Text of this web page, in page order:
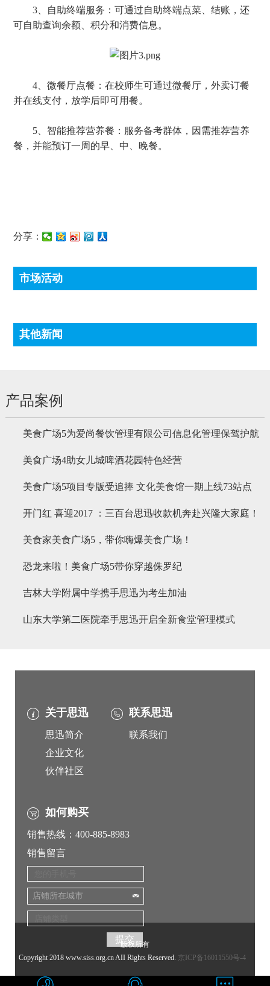
3、自助终端服务：可通过自助终端点菜、结账，还
可自助查询余额、积分和消费信息。
4、微餐厅点餐：在校师生可通过微餐厅，外卖订餐
并在线支付，放学后即可用餐。
5、智能推荐营养餐：服务备考群体，因需推荐营养
餐，并能预订一周的早、中、晚餐。
分享：
市场活动
其他新闻
产品案例
美食广场5为爱尚餐饮管理有限公司信息化管理保驾护航
美食广场4助女儿城啤酒花园特色经营
美食广场5项目专版受追捧 文化美食馆一期上线73站点
开门红 喜迎2017 ：三百台思迅收款机奔赴兴隆大家庭！
美食家美食广场5，带你嗨爆美食广场！
恐龙来啦！美食广场5带你穿越侏罗纪
吉林大学附属中学携手思迅为考生加油
山东大学第二医院牵手思迅开启全新食堂管理模式
关于思迅
思迅简介
企业文化
伙伴社区
联系思迅
联系我们
如何购买
销售热线：400-885-8983
销售留言
店铺所在城市
版权所有
Copyright 2018 www.siss.org.cn AII Rights Reserved. 京ICP备16011550号-4